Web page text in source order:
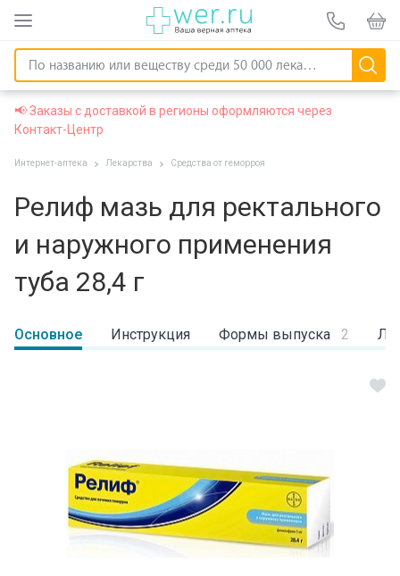
📢 Заказы с доставкой в регионы оформляются через
Контакт-Центр
Интернет-аптека Лекарства Средства от геморроя
Релиф мазь для ректального
и наружного применения
туба 28,4 г
Основное Инструкция Формы выпуска 2